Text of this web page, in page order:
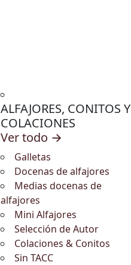
ALFAJORES, CONITOS Y
COLACIONES
Ver todo →
Galletas
Docenas de alfajores
Medias docenas de
alfajores
Mini Alfajores
Selección de Autor
Colaciones & Conitos
Sin TACC